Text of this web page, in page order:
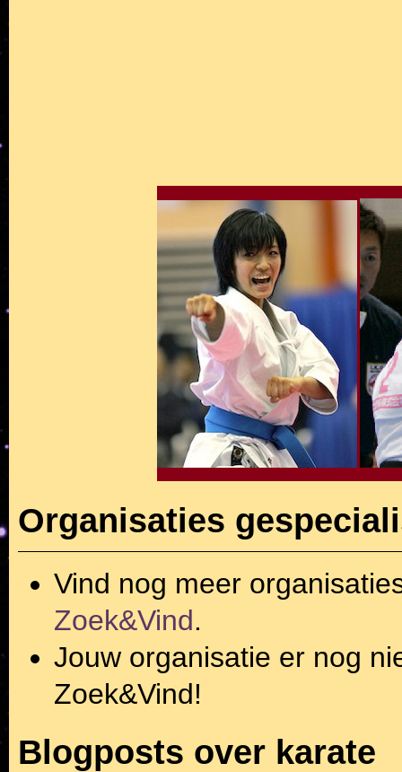
Organisaties
Vind nog meer
Zoek&Vind.
Jouw organisatie er nog
Zoek&Vind!
Blogposts over karate